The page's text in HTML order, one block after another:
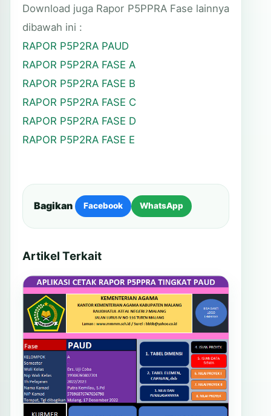
Download juga Rapor P5PPRA Fase lainnya
dibawah ini :
RAPOR P5P2RA PAUD
RAPOR P5P2RA FASE A
RAPOR P5P2RA FASE B
RAPOR P5P2RA FASE C
RAPOR P5P2RA FASE D
RAPOR P5P2RA FASE E
Bagikan Facebook WhatsApp
Artikel Terkait